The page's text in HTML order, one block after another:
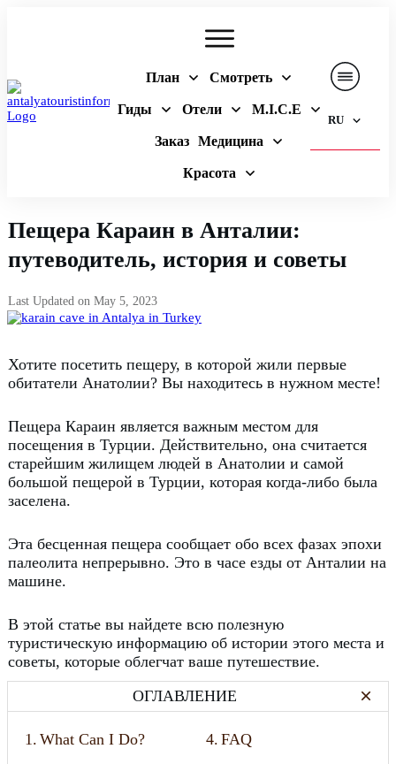
План Смотреть
Гиды Отели M.I.C.E
Заказ Медицина
Красота
RU
Пещера Караин в Анталии:
путеводитель, история и советы
Last Updated on May 5, 2023
Хотите посетить пещеру, в которой жили первые
обитатели Анатолии? Вы находитесь в нужном месте!
Пещера Караин является важным местом для
посещения в Турции. Действительно, она считается
старейшим жилищем людей в Анатолии и самой
большой пещерой в Турции, которая когда-либо была
заселена.
Эта бесценная пещера сообщает обо всех фазах эпохи
палеолита непрерывно. Это в часе езды от Анталии на
машине.
В этой статье вы найдете всю полезную
туристическую информацию об истории этого места и
советы, которые облегчат ваше путешествие.
ОГЛАВЛЕНИЕ
1. What Can I Do? 4. FAQ